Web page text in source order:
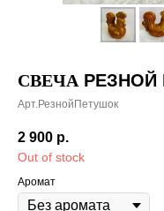
СВЕЧА РЕЗНОЙ
Арт.РезнойПетушок
2 900 р.
Out of stock
Аромат